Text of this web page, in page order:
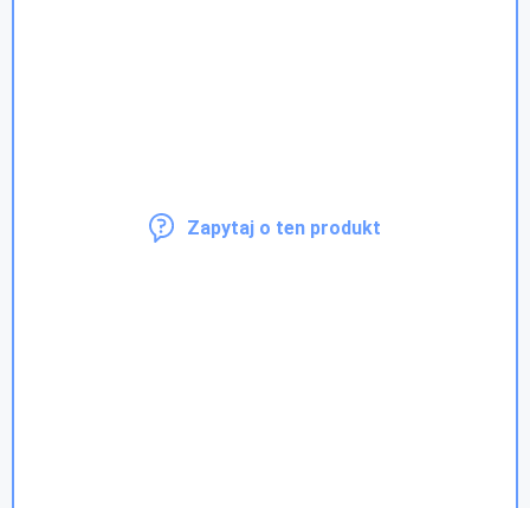
Zapytaj o ten produkt